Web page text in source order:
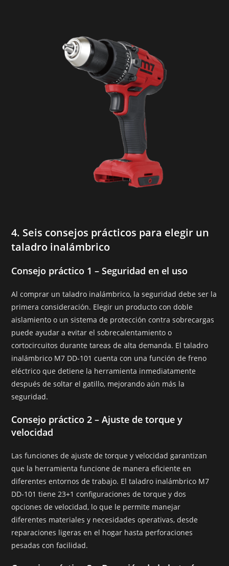
4. Seis consejos prácticos para elegir un
taladro inalámbrico
Consejo práctico 1 – Seguridad en el uso
Al comprar un taladro inalámbrico, la seguridad debe ser la
primera consideración. Elegir un producto con doble
aislamiento o un sistema de protección contra sobrecargas
puede ayudar a evitar el sobrecalentamiento o
cortocircuitos durante tareas de alta demanda. El taladro
inalámbrico M7 DD-101 cuenta con una función de freno
eléctrico que detiene la herramienta inmediatamente
después de soltar el gatillo, mejorando aún más la
seguridad.
Consejo práctico 2 – Ajuste de torque y
velocidad
Las funciones de ajuste de torque y velocidad garantizan
que la herramienta funcione de manera eficiente en
diferentes entornos de trabajo. El taladro inalámbrico M7
DD-101 tiene 23+1 configuraciones de torque y dos
opciones de velocidad, lo que le permite manejar
diferentes materiales y necesidades operativas, desde
reparaciones ligeras en el hogar hasta perforaciones
pesadas con facilidad.